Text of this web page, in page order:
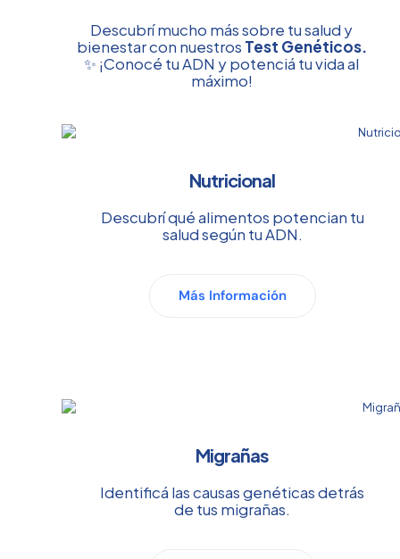
Descubrí mucho más sobre tu salud y
bienestar con nuestros Test Genéticos.
✨ ¡Conocé tu ADN y potenciá tu vida al
máximo!
Nutricional
Descubrí qué alimentos potencian tu
salud según tu ADN.
Más Información
Migrañas
Identificá las causas genéticas detrás
de tus migrañas.